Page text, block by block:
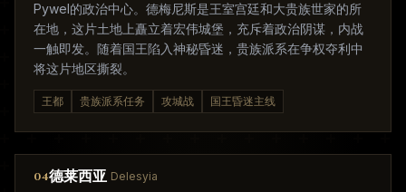
Pywel的政治中心。德梅尼斯是王室宫廷和大贵族世家的所
在地，这片土地上矗立着宏伟城堡，充斥着政治阴谋，内战
一触即发。随着国王陷入神秘昏迷，贵族派系在争权夺利中
将这片地区撕裂。
王都 贵族派系任务 攻城战 国王昏迷主线
04德莱西亚 Delesyia